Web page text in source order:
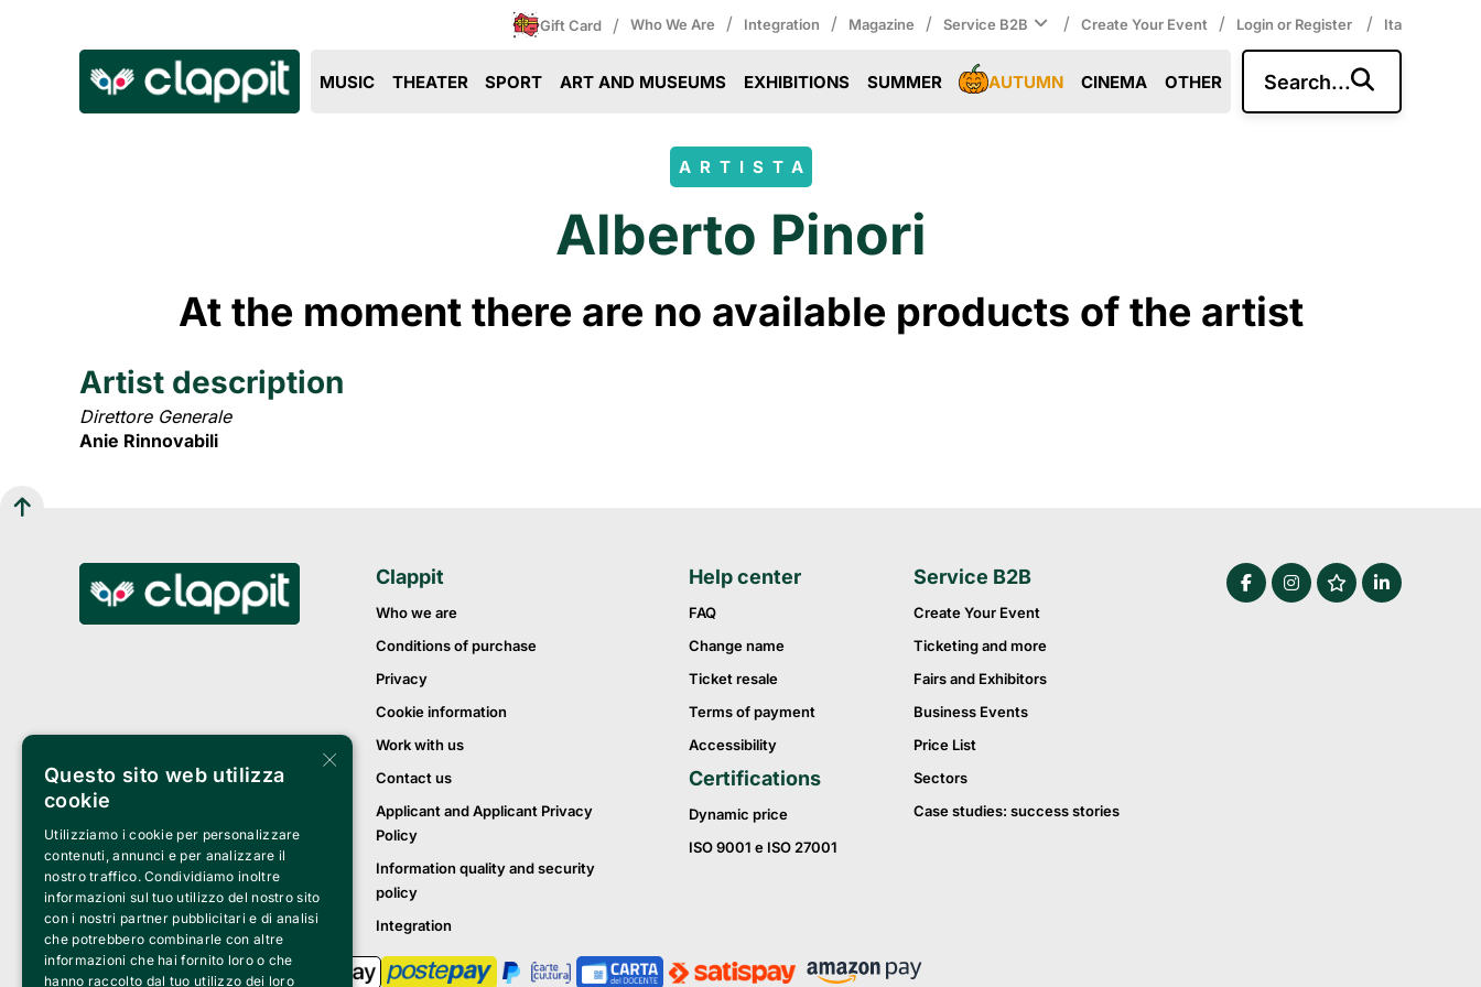
Gift Card / Who We Are / Integration / Magazine / Service B2B / Create Your Event / Login or Register / Ita
MUSIC THEATER SPORT ART AND MUSEUMS EXHIBITIONS SUMMER AUTUMN CINEMA OTHER Search...
ARTISTA
Alberto Pinori
At the moment there are no available products of the artist
Artist description
Direttore Generale
Anie Rinnovabili
Clappit
Who we are
Conditions of purchase
Privacy
Cookie information
Work with us
Contact us
Applicant and Applicant Privacy
Policy
Information quality and security
policy
Integration
Help center
FAQ
Change name
Ticket resale
Terms of payment
Accessibility
Certifications
Dynamic price
ISO 9001 e ISO 27001
Service B2B
Create Your Event
Ticketing and more
Fairs and Exhibitors
Business Events
Price List
Sectors
Case studies: success stories
×
Questo sito web utilizza
cookie
Utilizziamo i cookie per personalizzare
contenuti, annunci e per analizzare il
nostro traffico. Condividiamo inoltre
informazioni sul tuo utilizzo del nostro sito
con i nostri partner pubblicitari e di analisi
che potrebbero combinarle con altre
informazioni che hai fornito loro o che
hanno raccolto dal tuo utilizzo dei loro